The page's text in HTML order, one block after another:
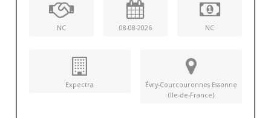
NC 08-08-2026 NC
Expectra
Évry-Courcouronnes Essonne
(Ile-de-France)